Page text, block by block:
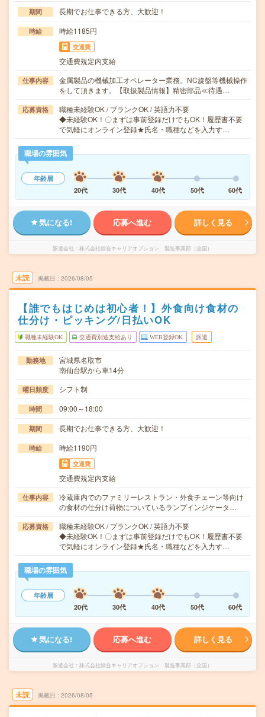
期間 長期でお仕事できる方、大歓迎！
時給 時給1185円
交通費
交通費規定内支給
仕事内容
金属製品の機械加工オペレーター業務。NC旋盤等機械操作
をして頂きます。【取扱製品情報】精密部品≪待遇…
応募資格
職種未経験OK / ブランクOK / 英語力不要
◆未経験OK！〇まずは事前登録だけでもOK！履歴書不要
で気軽にオンライン登録★氏名・職種などを入力す…
職場の雰囲気
年齢層
20代
30代 40代 50代 60代
気になる! 応募へ進む 詳しく見る
派遣会社 株式会社綜合キャリアオプション 製造事業部（全国）
未読 掲載日 2026/08/05
【誰でもはじめは初心者！】外食向け食材の
仕分け・ピッキング/日払いOK
職種未経験OK 交通費別途支給あり WEB登録OK 派遣
勤務地
宮城県名取市
南仙台駅から車14分
曜日頻度 シフト制
時間 09:00～18:00
期間 長期でお仕事できる方、大歓迎！
時給 時給1190円
交通費
交通費規定内支給
仕事内容
冷蔵庫内でのファミリーレストラン・外食チェーン等向け
の食材の仕分け荷物についているランプインジケータ…
応募資格
職種未経験OK / ブランクOK / 英語力不要
◆未経験OK！〇まずは事前登録だけでもOK！履歴書不要
で気軽にオンライン登録★氏名・職種などを入力す…
職場の雰囲気
年齢層
20代
30代 40代 50代 60代
気になる! 応募へ進む 詳しく見る
派遣会社 株式会社綜合キャリアオプション 製造事業部（全国）
未読 掲載日 2026/08/05